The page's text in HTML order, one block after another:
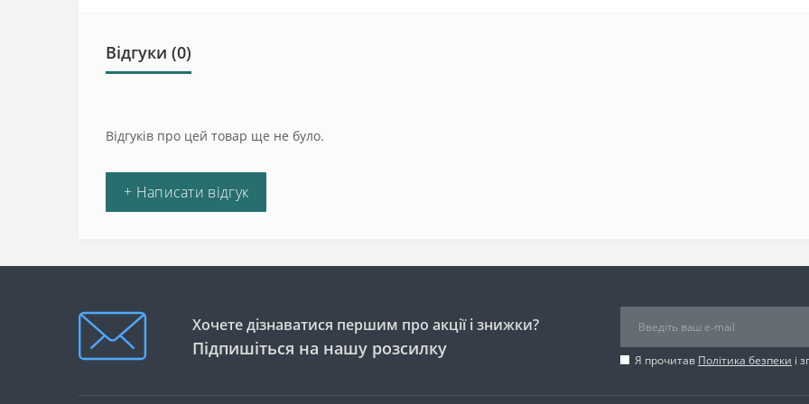
Відгуки (0)
Відгуків про цей товар ще не було.
+ Написати відгук
Хочете дізнаватися першим про акції і знижки?
Підпишіться на нашу розсилку
Я прочитав Політика безпеки і